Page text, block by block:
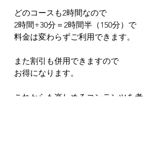
どのコースも2時間なので
2時間+30分＝2時間半（150分）で
料金は変わらずご利用できます。
また割引も併用できますので
お得になります。
これからも楽しめるコンテンツを考